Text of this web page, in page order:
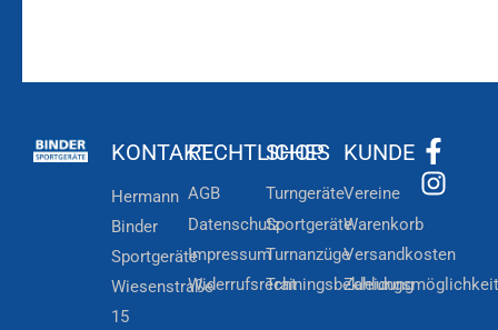
KONTAKT
Hermann
Binder
Sportgeräte
Wiesenstraße
15
RECHTLICHES
AGB
Datenschutz
Impressum
Widerrufsrecht
SHOP
Turngeräte
Sportgeräte
Turnanzüge
Trainingsbekleidung
KUNDE
Vereine
Warenkorb
Versandkosten